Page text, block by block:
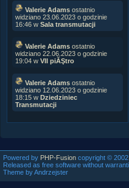
Valerie Adams ostatnio
widziano 23.06.2023 o godzinie
16:46 w Sala transmutacji
Valerie Adams ostatnio
widziano 22.06.2023 o godzinie
19:04 w VII piĂŞtro
Valerie Adams ostatnio
widziano 12.06.2023 o godzinie
18:15 w Dziedziniec
Transmutacji
Powered by PHP-Fusion copyright ©
Released as free software without
Theme by Andrzejster